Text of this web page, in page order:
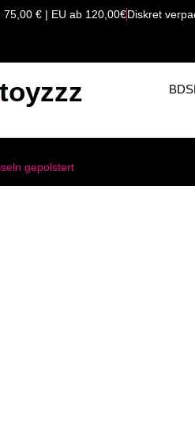
75,00 € | EU ab 120,00€Diskret
toyzzz
gepolstert